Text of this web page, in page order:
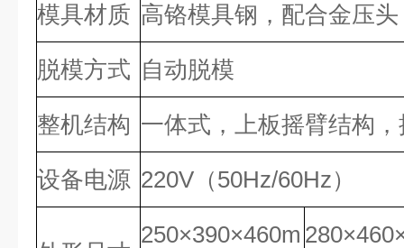
模具材质 高铬模具钢，配合金压头
脱模方式 自动脱模
整机结构 一体式，上板摇臂结构
设备电源 220V（50Hz/60Hz）
250×390×460m